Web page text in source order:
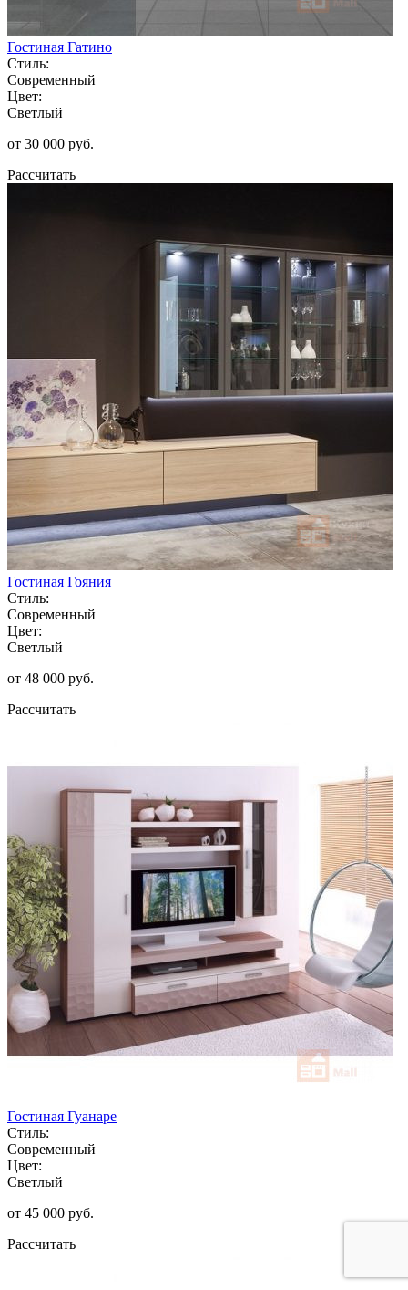
Гостиная Гатино
Стиль:
Современный
Цвет:
Светлый
от 30 000 руб.
Рассчитать
Гостиная Гояния
Стиль:
Современный
Цвет:
Светлый
от 48 000 руб.
Рассчитать
Гостиная Гуанаре
Стиль:
Современный
Цвет:
Светлый
от 45 000 руб.
Рассчитать